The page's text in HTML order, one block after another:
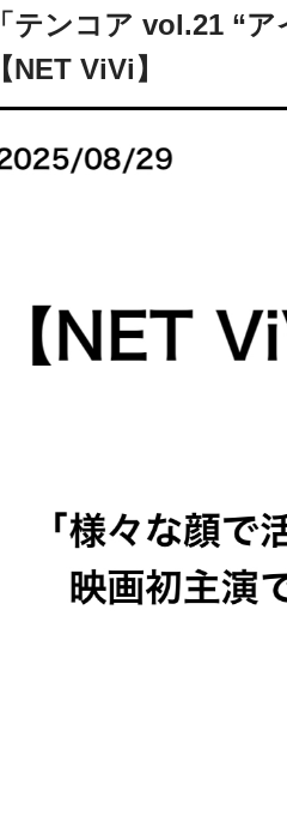
「テンコア vol.21 “
【NET ViVi】